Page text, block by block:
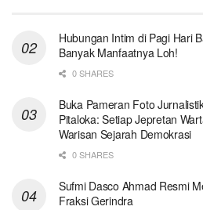
Hubungan Intim di Pagi Hari
Banyak Manfaatnya Loh!
0 SHARES
Buka Pameran Foto
Pitaloka: Setiap Jepretan
Warisan Sejarah Demokrasi
0 SHARES
Sufmi Dasco Ahmad Resmi
Fraksi Gerindra